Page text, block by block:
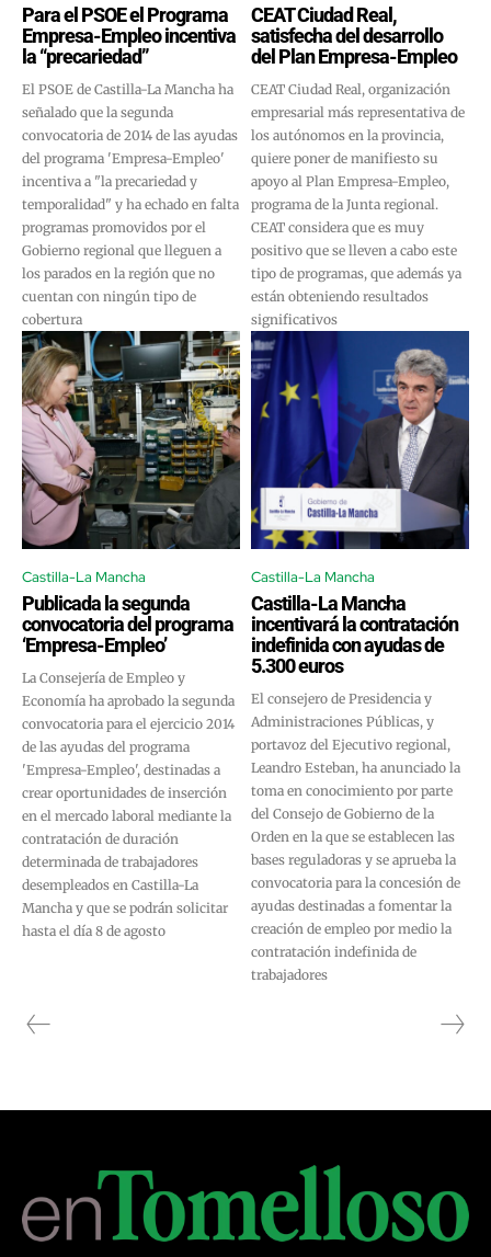
Para el PSOE el Programa
Empresa-Empleo incentiva
la “precariedad”
El PSOE de Castilla-La Mancha ha
señalado que la segunda
convocatoria de 2014 de las ayudas
del programa 'Empresa-Empleo'
incentiva a "la precariedad y
temporalidad" y ha echado en falta
programas promovidos por el
Gobierno regional que lleguen a
los parados en la región que no
cuentan con ningún tipo de
cobertura
CEAT Ciudad Real,
satisfecha del desarrollo
del Plan Empresa-Empleo
CEAT Ciudad Real, organización
empresarial más representativa de
los autónomos en la provincia,
quiere poner de manifiesto su
apoyo al Plan Empresa-Empleo,
programa de la Junta regional.
CEAT considera que es muy
positivo que se lleven a cabo este
tipo de programas, que además ya
están obteniendo resultados
significativos
Castilla-La Mancha
Publicada la segunda
convocatoria del programa
‘Empresa-Empleo’
La Consejería de Empleo y
Economía ha aprobado la segunda
convocatoria para el ejercicio 2014
de las ayudas del programa
'Empresa-Empleo', destinadas a
crear oportunidades de inserción
en el mercado laboral mediante la
contratación de duración
determinada de trabajadores
desempleados en Castilla-La
Mancha y que se podrán solicitar
hasta el día 8 de agosto
Castilla-La Mancha
Castilla-La Mancha
incentivará la contratación
indefinida con ayudas de
5.300 euros
El consejero de Presidencia y
Administraciones Públicas, y
portavoz del Ejecutivo regional,
Leandro Esteban, ha anunciado la
toma en conocimiento por parte
del Consejo de Gobierno de la
Orden en la que se establecen las
bases reguladoras y se aprueba la
convocatoria para la concesión de
ayudas destinadas a fomentar la
creación de empleo por medio la
contratación indefinida de
trabajadores